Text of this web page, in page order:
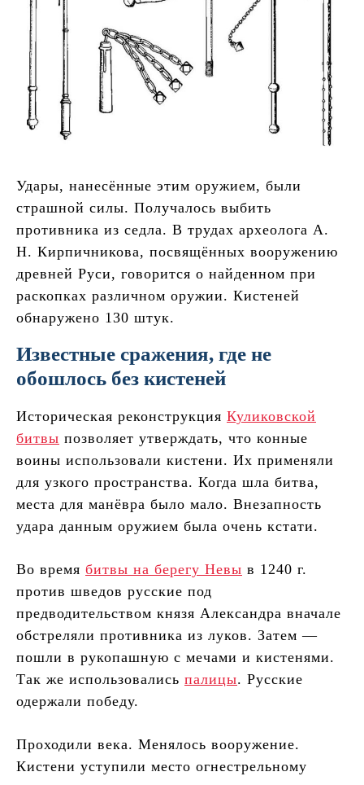
Удары, нанесённые этим оружием, были
страшной силы. Получалось выбить
противника из седла. В трудах археолога А.
Н. Кирпичникова, посвящённых вооружению
древней Руси, говорится о найденном при
раскопках различном оружии. Кистеней
обнаружено 130 штук.
Известные сражения, где не
обошлось без кистеней
Историческая реконструкция Куликовской
битвы позволяет утверждать, что конные
воины использовали кистени. Их применяли
для узкого пространства. Когда шла битва,
места для манёвра было мало. Внезапность
удара данным оружием была очень кстати.
Во время битвы на берегу Невы в 1240 г.
против шведов русские под
предводительством князя Александра вначале
обстреляли противника из луков. Затем —
пошли в рукопашную с мечами и кистенями.
Так же использовались палицы. Русские
одержали победу.
Проходили века. Менялось вооружение.
Кистени уступили место огнестрельному